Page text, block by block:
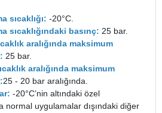
sıcaklığı: -20°C.
sıcaklığındaki basınç: 25 bar.
aralığında maksimum
25 bar.
aralığında maksimum
25 - 20 bar aralığında.
-20°C’nin altındaki özel
normal uygulamalar dışındaki diğer